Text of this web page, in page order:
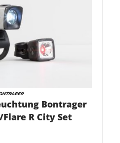
Bontrager
R City Set